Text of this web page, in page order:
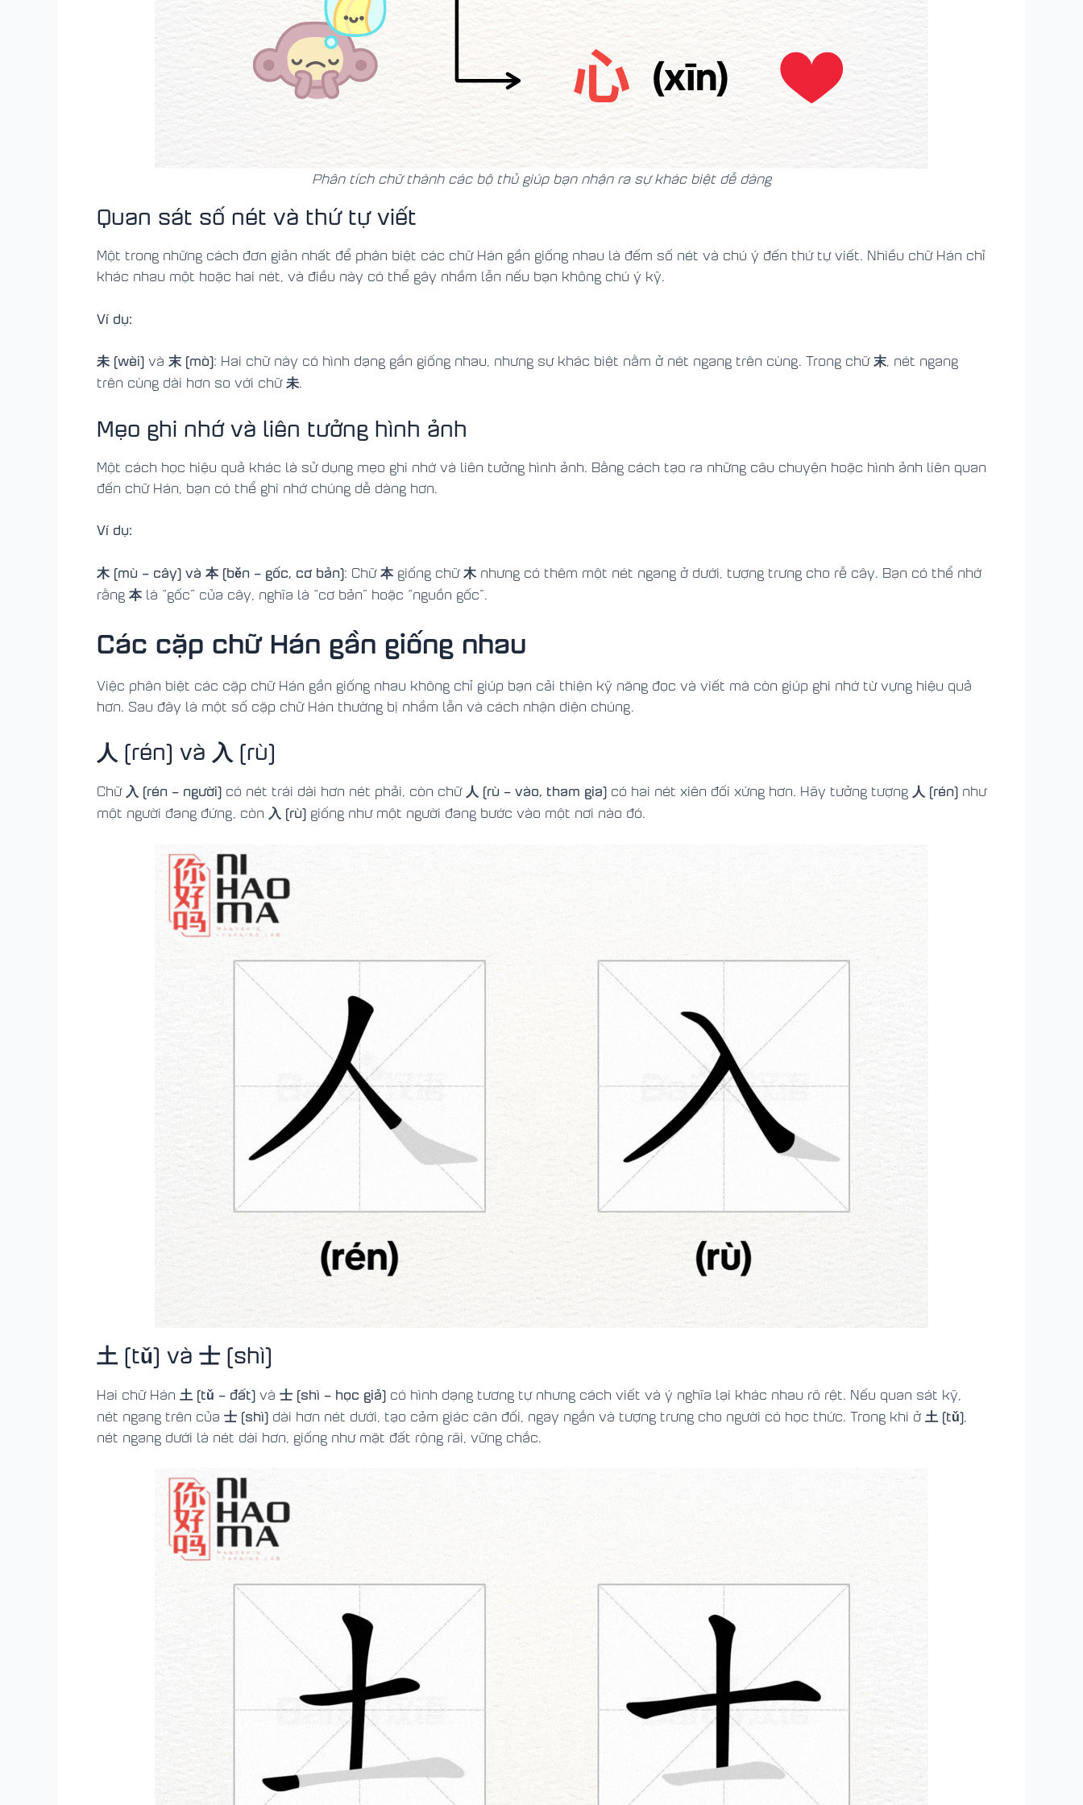
Phân tích chữ thành các bộ thủ giúp bạn nhận ra sự khác biệt dễ dàng
Quan sát số nét và thứ tự viết
Một trong những cách đơn giản nhất để phân biệt các chữ Hán gần giống nhau là đếm số nét và chú ý đến thứ tự viết. Nhiều chữ Hán chỉ
khác nhau một hoặc hai nét, và điều này có thể gây nhầm lẫn nếu bạn không chú ý kỹ.
Ví dụ:
未 (wèi) và 末 (mò): Hai chữ này có hình dạng gần giống nhau, nhưng sự khác biệt nằm ở nét ngang trên cùng. Trong chữ末 , nét ngang
trên cùng dài hơn so với chữ未.
Mẹo ghi nhớ và liên tưởng hình ảnh
Một cách học hiệu quả khác là sử dụng mẹo ghi nhớ và liên tưởng hình ảnh. Bằng cách tạo ra những câu chuyện hoặc hình ảnh liên quan
đến chữ Hán, bạn có thể ghi nhớ chúng dễ dàng hơn.
Ví dụ:
木 (mù – cây) và 本 (běn – gốc, cơ bản): Chữ本giống chữ木nhưng có thêm một nét ngang ở dưới, tượng trưng cho rễ cây. Bạn có thể nhớ
rằng 本là “gốc” của cây, nghĩa là “cơ bản” hoặc “nguồn gốc”.
Các cặp chữ Hán gần giống nhau
Việc phân biệt các cặp chữ Hán gần giống nhau không chỉ giúp bạn cải thiện kỹ năng đọc và viết mà còn giúp ghi nhớ từ vựng hiệu quả
hơn. Sau đây là một số cặp chữ Hán thường bị nhầm lẫn và cách nhận diện chúng.
人 (rén) và 入 (rù)
Chữ 入 (rén – người) có nét trái dài hơn nét phải, còn chữ 人 (rù – vào, tham gia) có hai nét xiên đối xứng hơn. Hãy tưởng tượng 人 (rén) như
một người đang đứng, còn 入 (rù) giống như một người đang bước vào một nơi nào đó.
土 (tǔ) và 士 (shì)
Hai chữ Hán 土 (tǔ – đất) và 士 (shì – học giả) có hình dạng tương tự nhưng cách viết và ý nghĩa lại khác nhau rõ rệt. Nếu quan sát kỹ,
nét ngang trên của 士 (shì) dài hơn nét dưới, tạo cảm giác cân đối, ngay ngắn và tượng trưng cho người có học thức. Trong khi ở 土 (tǔ)
nét ngang dưới là nét dài hơn, giống như mặt đất rộng rãi, vững chắc.